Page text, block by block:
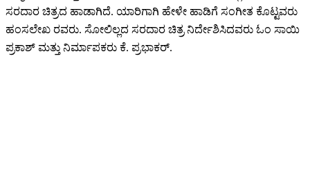
ಸರದಾರ ಚಿತ್ರದ ಹಾಡಾಗಿದೆ. ಯಾರಿಗಾಗಿ ಹೇಳೇ ಹಾಡಿಗೆ ಸಂಗೀತ ಕೊಟ್ಟವರು
ಹಂಸಲೇಖ ರವರು. ಸೋಲಿಲ್ಲದ ಸರದಾರ ಚಿತ್ರ ನಿರ್ದೇಶಿಸಿದವರು ಓಂ ಸಾಯಿ
ಪ್ರಕಾಶ್ ಮತ್ತು ನಿರ್ಮಾಪಕರು ಕೆ. ಪ್ರಭಾಕರ್.